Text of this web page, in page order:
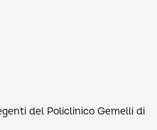
del Policlinico Gemelli di